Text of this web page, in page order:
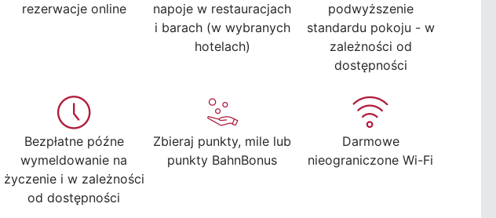
rezerwacje online
napoje w restauracjach
i barach (w wybranych
hotelach)
podwyższenie
standardu pokoju - w
zależności od
dostępności
Bezpłatne późne
wymeldowanie na
życzenie i w zależności
od dostępności
Zbieraj punkty, mile lub
punkty BahnBonus
Darmowe
nieograniczone Wi-Fi